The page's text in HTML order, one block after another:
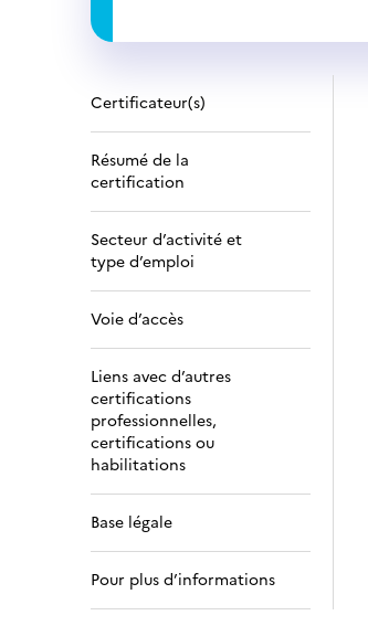
Certificateur(s)
Résumé de la
certification
Secteur d’activité et
type d’emploi
Voie d’accès
Liens avec d’autres
certifications
professionnelles,
certifications ou
habilitations
Base légale
Pour plus d’informations